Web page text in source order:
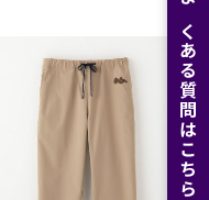
よくある質問はこちら